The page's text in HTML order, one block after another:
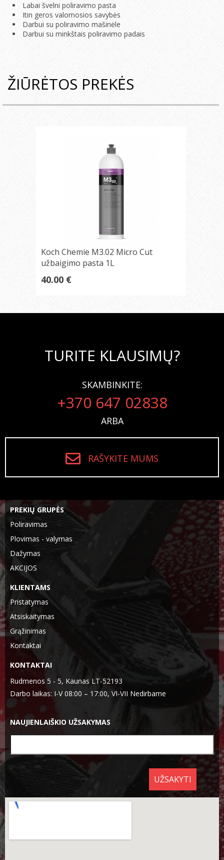
Labai švelni poliravimo pasta
Itin geros valomosios savybės
Darbui su poliravimo mašinėle
Darbui su minkštais poliravimo padais
ŽIŪRĖTOS PREKĖS
Koch Chemie M3.02 Micro Cut
užbaigimo pasta 1L
40.00 €
TURITE KLAUSIMŲ?
SKAMBINKITE:
+370 647 02838
ARBA
RAŠYKITE MUMS
PREKIŲ GRUPĖS
Poliravimas
Plovimas - valymas
Dažymas
AKCIJOS
KLIENTAMS
Pristatymas
Atsiskaitymas
Grąžinimas
Kontaktai
KONTAKTAI
Rudmenos 5 - 5, Kaunas LT-52193
Darbo laikas: I-V 08:00 – 17:00, VI-VII Nedirbame
NAUJIENLAIŠKIO UŽSAKYMAS
UŽSAKYTI